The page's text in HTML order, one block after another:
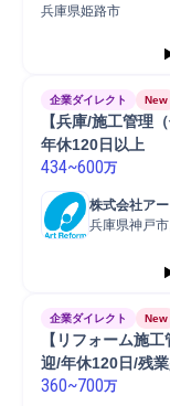
兵庫県姫路市
企業ダイレクト New
【兵庫/施工管理
年休120日以上
434~600万
株式会社ア
兵庫県神戸
企業ダイレクト New
【リフォーム施
迎/年休120日/残
360~700万